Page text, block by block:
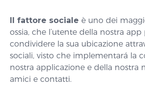
Il fattore sociale è uno dei
ossia, che l’utente della nostra app
condividere la sua ubicazione
sociali, visto che implementará la
nostra applicazione e della nostra
amici e contatti.